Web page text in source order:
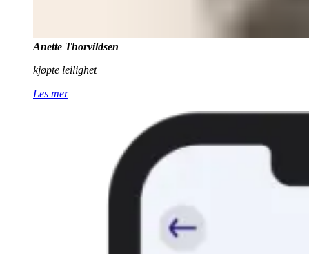
Anette Thorvildsen
kjøpte leilighet
Les mer